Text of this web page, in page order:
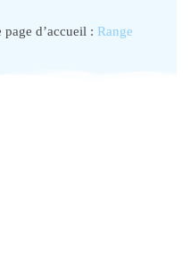
d’accueil : Range